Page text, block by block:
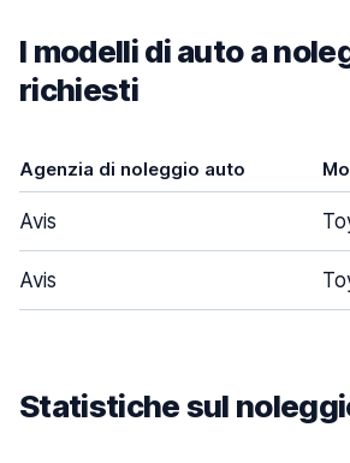
I modelli di auto a
richiesti
Agenzia di noleggio auto
Avis
Avis
Statistiche sul